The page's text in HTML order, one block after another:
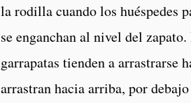
la rodilla cuando los huéspedes
se enganchan al nivel del
garrapatas tienden a arrastrarse
arrastran hacia arriba, por debajo